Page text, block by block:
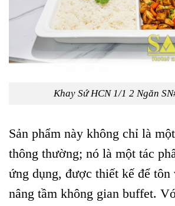
Khay Sứ HCN 1/1 2 Ngăn
Sản phẩm này không chỉ là
thông thường; nó là một tác
ứng dụng, được thiết kế để tôn
nâng tầm không gian buffet.